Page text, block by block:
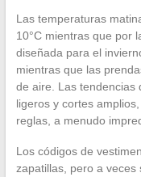
Las temperaturas
10°C mientras que por
diseñada para el
mientras que las
de aire. Las tendencias
ligeros y cortes
reglas, a menudo
Los códigos de
zapatillas, pero a veces